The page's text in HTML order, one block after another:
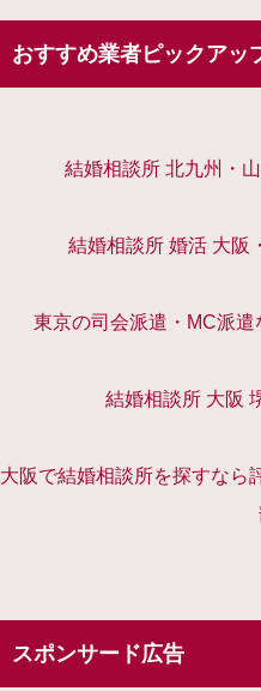
おすすめ業者ピックアッ
結婚相談所 北九州・
結婚相談所 婚活 大阪
東京の司会派遣・MC派
結婚相談所 大阪
大阪で結婚相談所を探すなら
スポンサード広告